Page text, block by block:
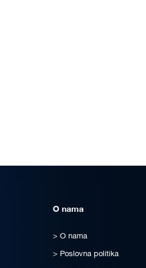
O nama
O nama
Poslovna politika